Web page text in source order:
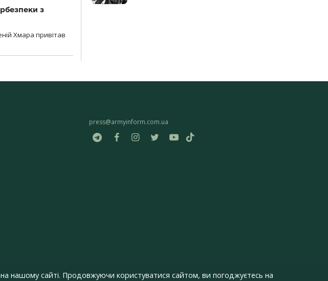
з
Хмара привітав
press@armyinform.com.ua
сайті. Продовжуючи користуватися сайтом, ви погоджуєтесь на